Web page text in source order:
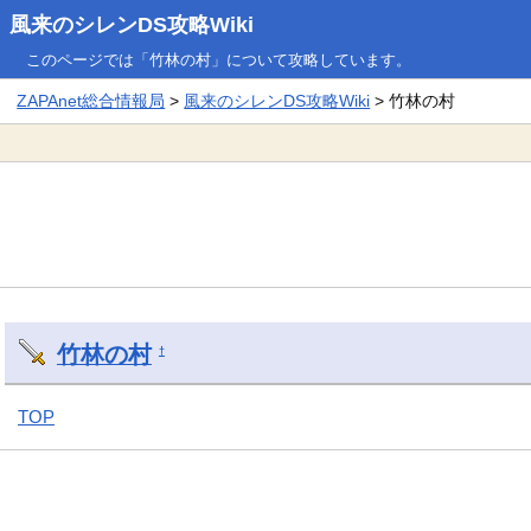
風来のシレンDS攻略Wiki
このページでは「竹林の村」について攻略しています。
ZAPAnet総合情報局 > 風来のシレンDS攻略Wiki > 竹林の村
竹林の村 †
TOP